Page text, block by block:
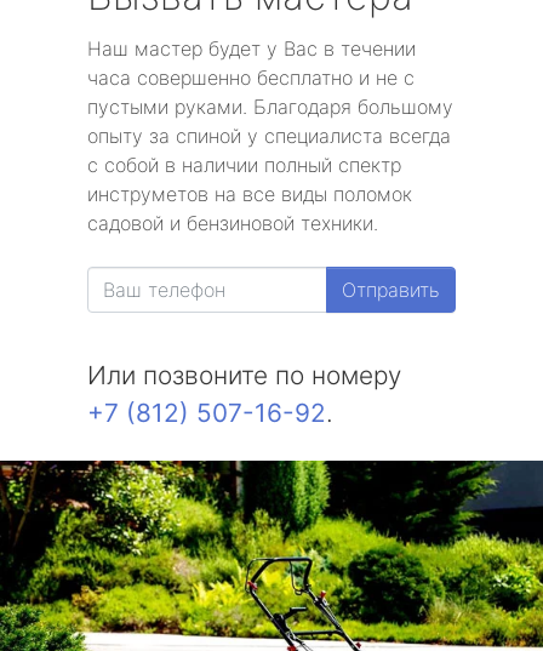
Наш мастер будет у Вас в течении
часа совершенно бесплатно и не с
пустыми руками. Благодаря большому
опыту за спиной у специалиста всегда
с собой в наличии полный спектр
инструметов на все виды поломок
садовой и бензиновой техники.
Отправить
Или позвоните по номеру
+7 (812) 507-16-92.